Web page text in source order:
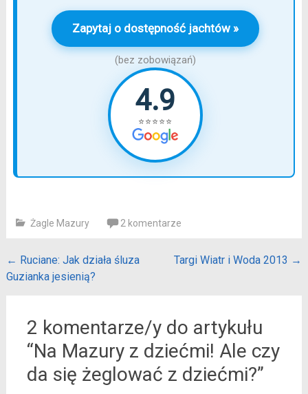
Zapytaj o dostępność jachtów »
(bez zobowiązań)
4.9
⭐⭐⭐⭐⭐
Żagle Mazury 2 komentarze
Post
navigation
← Ruciane: Jak działa śluza
Guzianka jesienią?
Targi Wiatr i Woda 2013 →
2 komentarze/y do artykułu
“Na Mazury z dziećmi! Ale czy
da się żeglować z dziećmi?”